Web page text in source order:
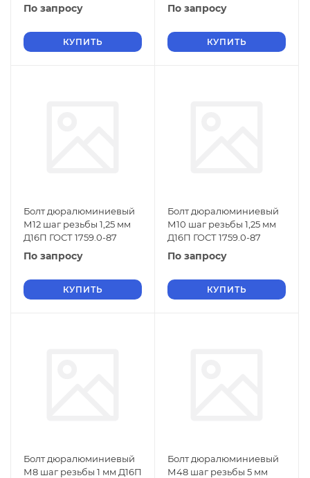
По запросу
КУПИТЬ
По запросу
КУПИТЬ
Болт дюралюминиевый
М12 шаг резьбы 1,25 мм
Д16П ГОСТ 1759.0-87
По запросу
КУПИТЬ
Болт дюралюминиевый
М10 шаг резьбы 1,25 мм
Д16П ГОСТ 1759.0-87
По запросу
КУПИТЬ
Болт дюралюминиевый
М8 шаг резьбы 1 мм Д16П
Болт дюралюминиевый
М48 шаг резьбы 5 мм